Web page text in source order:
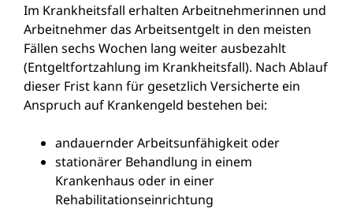
Im Krankheitsfall erhalten Arbeitnehmerinnen und
Arbeitnehmer das Arbeitsentgelt in den meisten
Fällen sechs Wochen lang weiter ausbezahlt
(Entgeltfortzahlung im Krankheitsfall). Nach Ablauf
dieser Frist kann für gesetzlich Versicherte ein
Anspruch auf Krankengeld bestehen bei:
andauernder Arbeitsunfähigkeit oder
stationärer Behandlung in einem
Krankenhaus oder in einer
Rehabilitationseinrichtung